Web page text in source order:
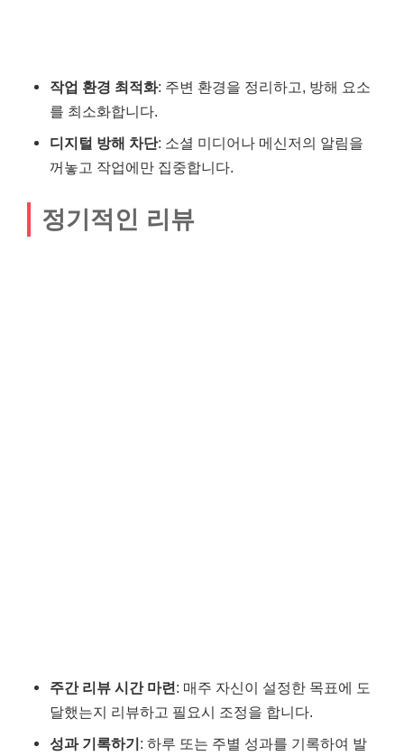
작업 환경 최적화: 주변 환경을 정리하고, 방해 요소
를 최소화합니다.
디지털 방해 차단: 소셜 미디어나 메신저의 알림을
꺼놓고 작업에만 집중합니다.
정기적인 리뷰
주간 리뷰 시간 마련: 매주 자신이 설정한 목표에 도
달했는지 리뷰하고 필요시 조정을 합니다.
성과 기록하기: 하루 또는 주별 성과를 기록하여 발